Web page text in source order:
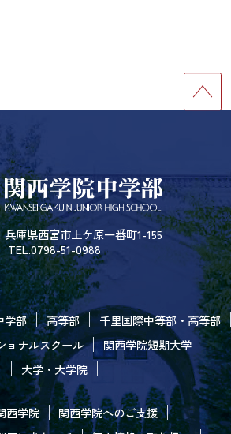
兵庫県西宮市上ケ原一番町1-155
TEL.0798-51-0988
学部 高等部
千里国際中等部・高等部
ョナルスクール
関西学院短期大学
大学・大学院
西学院
関西学院へのご支援